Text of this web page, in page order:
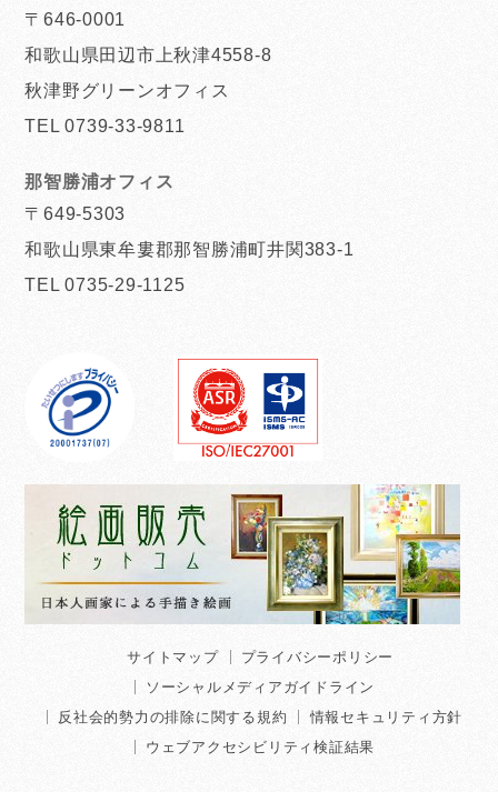
〒646-0001
和歌山県田辺市上秋津4558-8
秋津野グリーンオフィス
TEL 0739-33-9811
那智勝浦オフィス
〒649-5303
和歌山県東牟婁郡那智勝浦町井関383-1
TEL 0735-29-1125
サイトマップ
プライバシーポリシー
ソーシャルメディアガイドライン
反社会的勢力の排除に関する規約
情報セキュリティ方針
ウェブアクセシビリティ検証結果